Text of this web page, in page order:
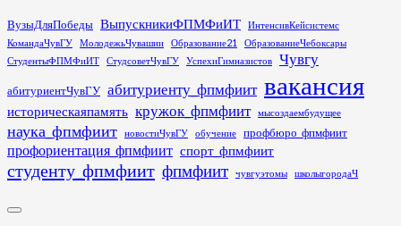
Перейти
к
содержимому
ВузыДляПобеды ВыпускникиФПМФиИТ
ИнтенсивКейсистемс
КомандаЧувГУ
МолодежьЧувашии Образование21
ОбразованиеЧебоксары
СтудентыФПМФиИТ
СтудсоветЧувГУ УспехиГимназистов Чувгу
абитуриентЧувГУ абитуриенту_фпмфиит вакансия
историческаяпамять кружок_фпмфиит мысоздаембудущее
наука_фпмфиит новостиЧувГУ обучение профбюро_фпмфиит
профориентация_фпмфиит спорт_фпмфиит
студенту_фпмфиит фпмфиит чувгуэтомы школыгородаЧ
Основное